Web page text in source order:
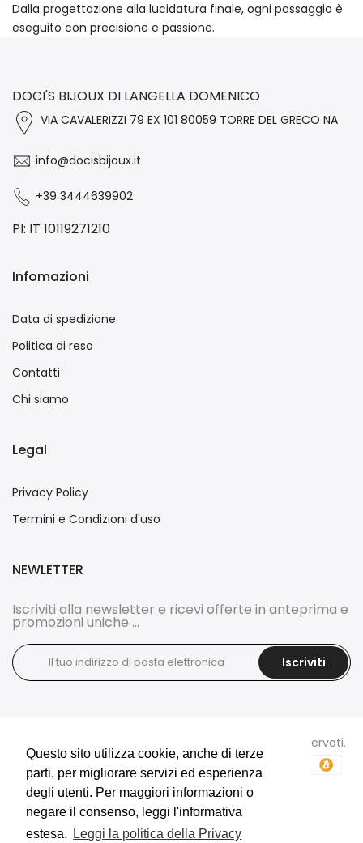
Questo sito utilizza cookie, anche di terze
parti, per migliorare servizi ed esperienza
degli utenti. Per maggiori informazioni o
negare il consenso, leggi l'informativa
estesa.
Leggi la politica della Privacy
Questo sito utilizza cookie, anche di terze
parti, per migliorare servizi ed esperienza
degli utenti. Per maggiori informazioni o
negare il consenso, leggi l'informativa
estesa.
Leggi la politica della Privacy
Dalla progettazione alla lucidatura finale, ogni passaggio è
eseguito con precisione e passione.
DOCI'S BIJOUX DI LANGELLA DOMENICO
VIA CAVALERIZZI 79 EX 101 80059 TORRE DEL GRECO NA
info@docisbijoux.it
+39 3444639902
PI: IT 10119271210
Infomazioni
Data di spedizione
Politica di reso
Contatti
Chi siamo
Legal
Privacy Policy
Termini e Condizioni d'uso
NEWLETTER
Iscriviti alla newsletter e ricevi offerte in anteprima e
promozioni uniche ...
Iscriviti
tutti i diritti sono riservati.